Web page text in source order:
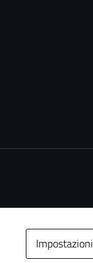
Impostazioni